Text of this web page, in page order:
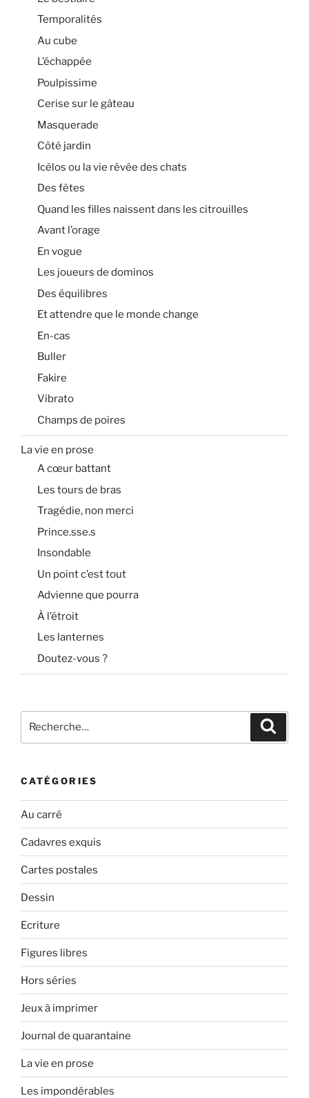
Temporalités
Au cube
L’échappée
Poulpissime
Cerise sur le gâteau
Masquerade
Côté jardin
Icélos ou la vie rêvée des chats
Des fêtes
Quand les filles naissent dans les citrouilles
Avant l’orage
En vogue
Les joueurs de dominos
Des équilibres
Et attendre que le monde change
En-cas
Buller
Fakire
Vibrato
Champs de poires
La vie en prose
A cœur battant
Les tours de bras
Tragédie, non merci
Prince.sse.s
Insondable
Un point c’est tout
Advienne que pourra
À l’étroit
Les lanternes
Doutez-vous ?
pour
CATÉGORIES
Au carré
Cadavres exquis
Cartes postales
Dessin
Ecriture
Figures libres
Hors séries
Jeux à imprimer
Journal de quarantaine
La vie en prose
Les impondérables